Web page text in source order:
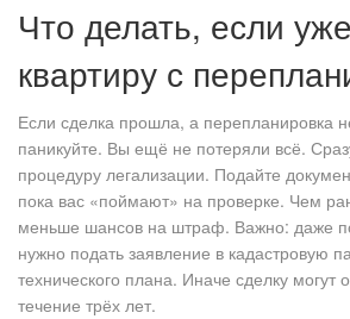
Что делать, если
квартиру с
Если сделка прошла, а перепланировка
паникуйте. Вы ещё не потеряли всё.
процедуру легализации. Подайте
пока вас «поймают» на проверке. Чем
меньше шансов на штраф. Важно: даже
нужно подать заявление в кадастровую
технического плана. Иначе сделку могут
течение трёх лет.